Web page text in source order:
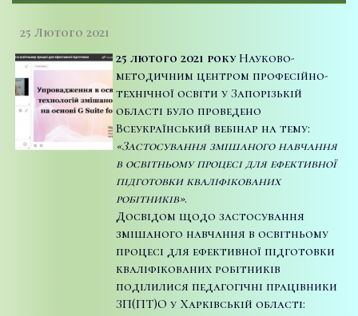
25 Лютого 2021
25 лютого 2021 рокуНауково-
методичним центром професійно-
технічної освіти у Запорізькій
області було проведено
Всеукраїнський вебінар на тему:
«Застосування змішаного навчання
в освітньому процесі для ефективної
підготовки кваліфікованих
робітників».
Досвідом щодо застосування
змішаного навчання в освітньому
процесі для ефективної підготовки
кваліфікованих робітників
поділилися педагогічні працівники
ЗП(ПТ)О у Харківській області: